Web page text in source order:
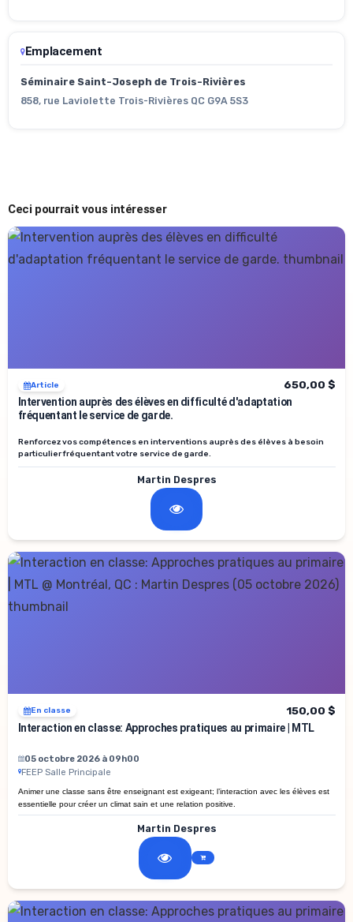
Emplacement
Séminaire Saint-Joseph de Trois-Rivières
858, rue Laviolette Trois-Rivières QC G9A 5S3
Ceci pourrait vous intéresser
Article
650,00 $
Intervention auprès des élèves en difficulté d'adaptation
fréquentant le service de garde.
Renforcez vos compétences en interventions auprès des élèves à besoin
particulier fréquentant votre service de garde.
Martin Despres
En classe
150,00 $
Interaction en classe: Approches pratiques au primaire | MTL
05 octobre 2026 à 09h00
FEEP Salle Principale
Animer une classe sans être enseignant est exigeant; l’interaction avec les élèves est
essentielle pour créer un climat sain et une relation positive.
Martin Despres